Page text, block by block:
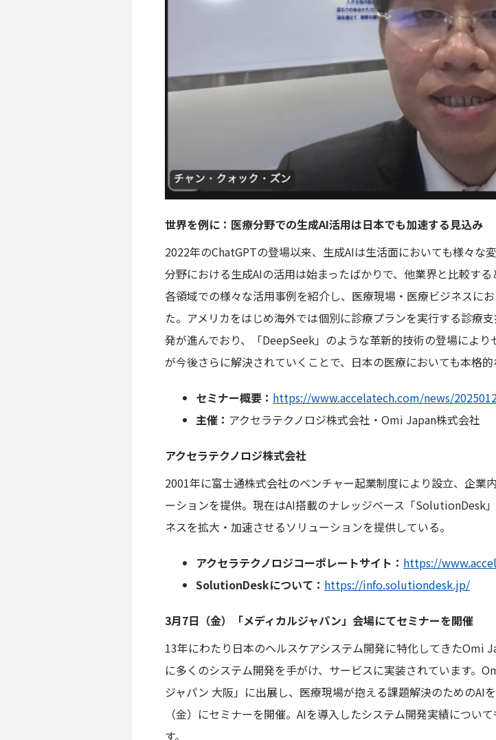
世界を例に：医療分野での生成AI活用は日本でも加速する見込み
2022年のChatGPTの登場以来、生成AIは生活面においても様々な
分野における生成AIの活用は始まったばかりで、他業界と比較す
各領域での様々な活用事例を紹介し、医療現場・医療ビジネスに
た。アメリカをはじめ海外では個別に診療プランを実行する診療
発が進んでおり、「DeepSeek」のような革新的技術の登場によ
が今後さらに解決されていくことで、日本の医療においても本格
セミナー概要： https://www.accelatech.com/news/
主催： アクセラテクノロジ株式会社・Omi Japan株式会社
アクセラテクノロジ株式会社
2001年に富士通株式会社のベンチャー起業制度により設立、企業
ーションを提供。現在はAI搭載のナレッジベース「SolutionDesk
ネスを拡大・加速させるソリューションを提供している。
アクセラテクノロジコーポレートサイト： https://
SolutionDeskについて： https://info.solutiondesk.jp/
3月7日（金）「メディカルジャパン」会場にてセミナーを開催
13年にわたり日本のヘルスケアシステム開発に特化してきたOmi
に多くのシステム開発を手がけ、サービスに実装されています。
ジャパン 大阪」に出展し、医療現場が抱える課題解決のためのAI
（金）にセミナーを開催。AIを導入したシステム開発実績につい
す。